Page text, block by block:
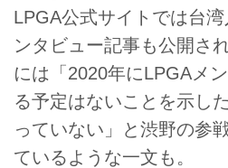
LPGA公式サイトでは台
ンタビュー記事も公開さ
には「2020年にLPGAメ
る予定はないことを示し
っていない」と渋野の参
ているような一文も。